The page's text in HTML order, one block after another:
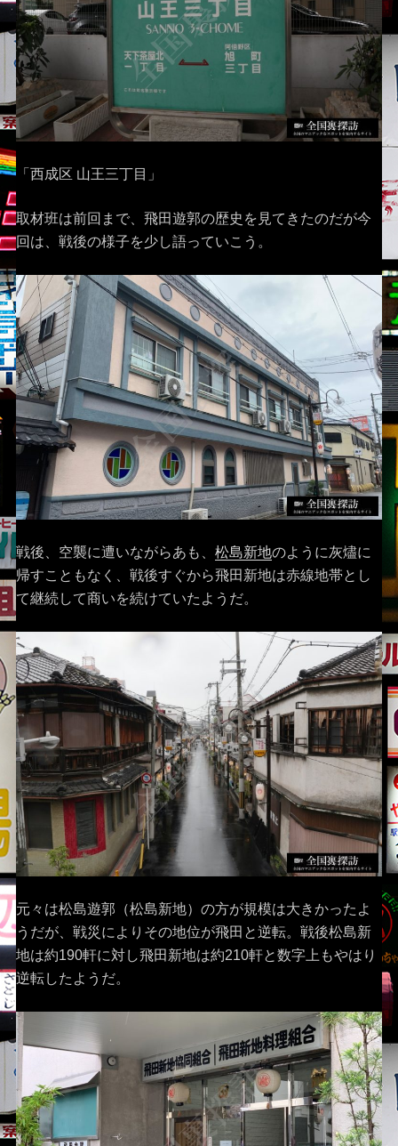
「西成区 山王三丁目」
取材班は前回まで、飛田遊郭の歴史を見てきたのだが今
回は、戦後の様子を少し語っていこう。
戦後、空襲に遭いながらあも、 松島新地のように灰燼に
帰すこともなく、戦後すぐから飛田新地は赤線地帯とし
て継続して商いを続けていたようだ。
元々は松島遊郭（松島新地）の方が規模は大きかったよ
うだが、戦災によりその地位が飛田と逆転。戦後松島新
地は約190軒に対し飛田新地は約210軒と数字上もやはり
逆転したようだ。